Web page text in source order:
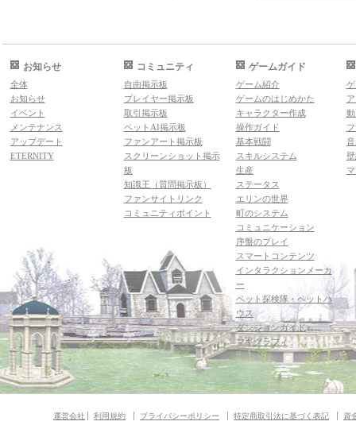
お知らせ
全体
お知らせ
イベント
メンテナンス
アップデート
ETERNITY
コミュニティ
自由掲示板
プレイヤー掲示板
取引掲示板
ペットAI掲示板
ファンアート掲示板
スクリーンショット掲示
板
知識王（質問掲示板）
ファンサイトリンク
コミュニティポイント
ゲームガイド
ゲーム紹介
ゲームのはじめかた
キャラクター作成
操作ガイド
基本戦闘
スキルシステム
生産
ステータス
エリンの世界
町のシステム
コミュニケーション
序盤のプレイ
スマートコンテンツ
インタラクションメーカ
ー
ペット探検隊・ペットハ
ウス
ダンジョンガイド
マギグラフィ
運営会社 利用規約 プライバシーポリシー 特定商取引法に基づく表記 資